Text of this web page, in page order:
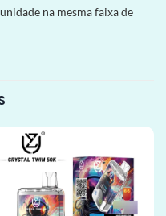
na mesma faixa de